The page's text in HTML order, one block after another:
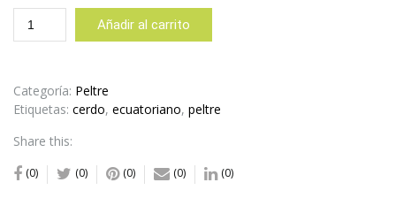
FUENTE
OVAL
CON
PATAS
cantidad
Añadir al carrito
Categoría: Peltre
Etiquetas: cerdo, ecuatoriano, peltre
Share this:
(0) (0) (0) (0) (0)